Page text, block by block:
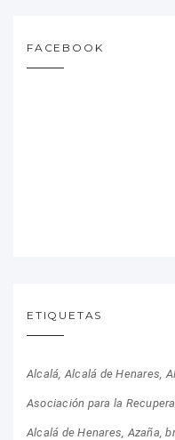
FACEBOOK
ETIQUETAS
Alcalá Alcalá de Henares
Asociación para la
Alcalá de Henares Azaña